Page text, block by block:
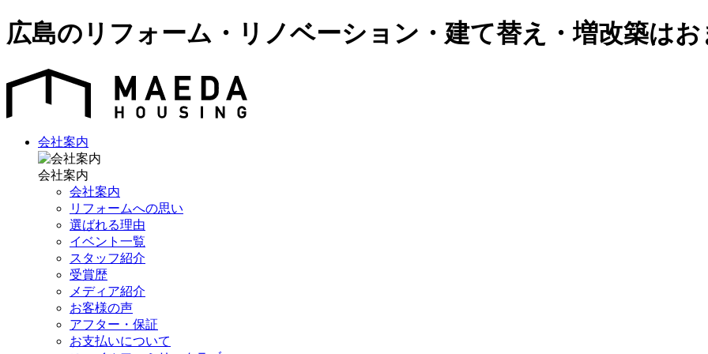
広島のリフォーム・リノベーション・建て替え・増改築は
会社案内
会社案内
会社案内
リフォームへの思い
選ばれる理由
イベント一覧
スタッフ紹介
受賞歴
メディア紹介
お客様の声
アフター・保証
お支払いについて